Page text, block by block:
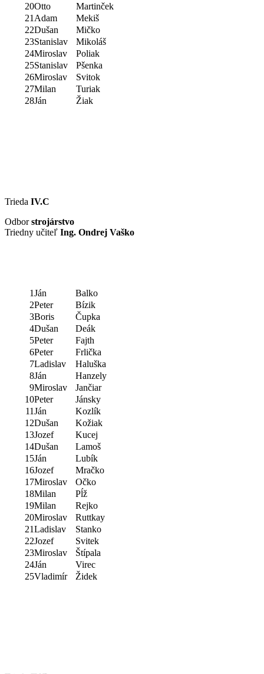
20Otto
Martinček
21 Adam
Mekiš
22Dušan
Mičko
23Stanislav
Mikoláš
24Miroslav
Poliak
25Stanislav
Pšenka
26Miroslav
Svitok
27Milan
Turiak
28Ján Žiak
Trieda IV.C
Odborstrojárstvo
Triedny učiteľ Ing. Ondrej Vaško
1Ján
Balko
2Peter
Bízik
3Boris
Čupka
4Dušan
Deák
5Peter
Fajth
6Peter
Frlička
7Ladislav
Haluška
8Ján
Hanzely
9Miroslav
Jančiar
10Peter
Jánsky
11Ján
Kozlík
12Dušan
Kožiak
13Jozef
Kucej
14Dušan
Lamoš
15Ján
Lubík
16Jozef
Mračko
17Miroslav
Očko
18Milan
Pĺž
19Milan
Rejko
20Miroslav
Ruttkay
21Ladislav
Stanko
22Jozef
Svitek
23Miroslav
Štípala
24Ján
Virec
25Vladimír Židek